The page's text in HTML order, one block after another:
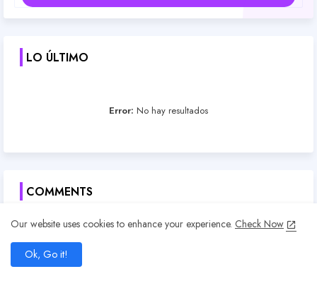
LO ÚLTIMO
Error: No hay resultados
COMMENTS
Juvinao
Juvinao
Our website uses cookies to enhance your experience. Check Now
Ok, Go it!
home